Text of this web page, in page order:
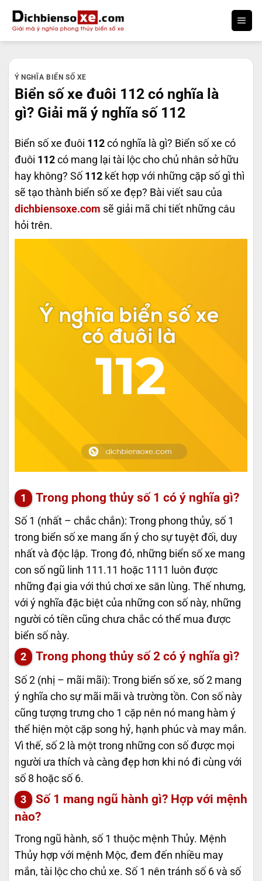
qua
nội
Ý NGHĨA BIỂN SỐ XE
Biển số xe đuôi 112 có nghĩa là
gì? Giải mã ý nghĩa số 112
Biển số xe đuôi 112 có nghĩa là gì? Biển số xe có
đuôi 112 có mang lại tài lộc cho chủ nhân sở hữu
hay không? Số 112 kết hợp với những cặp số gì thì
sẽ tạo thành biển số xe đẹp? Bài viết sau của
dichbiensoxe.com sẽ giải mã chi tiết những câu
hỏi trên.
Trong phong thủy số 1 có ý nghĩa gì?
Số 1 (nhất – chắc chắn): Trong phong thủy, số 1
trong biển số xe mang ẩn ý cho sự tuyệt đối, duy
nhất và độc lập. Trong đó, những biển số xe mang
con số ngũ linh 111.11 hoặc 1111 luôn được
những đại gia với thú chơi xe săn lùng. Thế nhưng,
với ý nghĩa đặc biệt của những con số này, những
người có tiền cũng chưa chắc có thể mua được
biển số này.
Trong phong thủy số 2 có ý nghĩa gì?
Số 2 (nhị – mãi mãi): Trong biển số xe, số 2 mang
ý nghĩa cho sự mãi mãi và trường tồn. Con số này
cũng tượng trưng cho 1 cặp nên nó mang hàm ý
thể hiện một cặp song hỷ, hạnh phúc và may mắn.
Vì thế, số 2 là một trong những con số được mọi
người ưa thích và càng đẹp hơn khi nó đi cùng với
số 8 hoặc số 6.
Số 1 mang ngũ hành gì? Hợp với mệnh
nào?
Trong ngũ hành, số 1 thuộc mệnh Thủy. Mệnh
Thủy hợp với mệnh Mộc, đem đến nhiều may
mắn, tài lộc cho chủ xe. Số 1 nên tránh số 6 và số